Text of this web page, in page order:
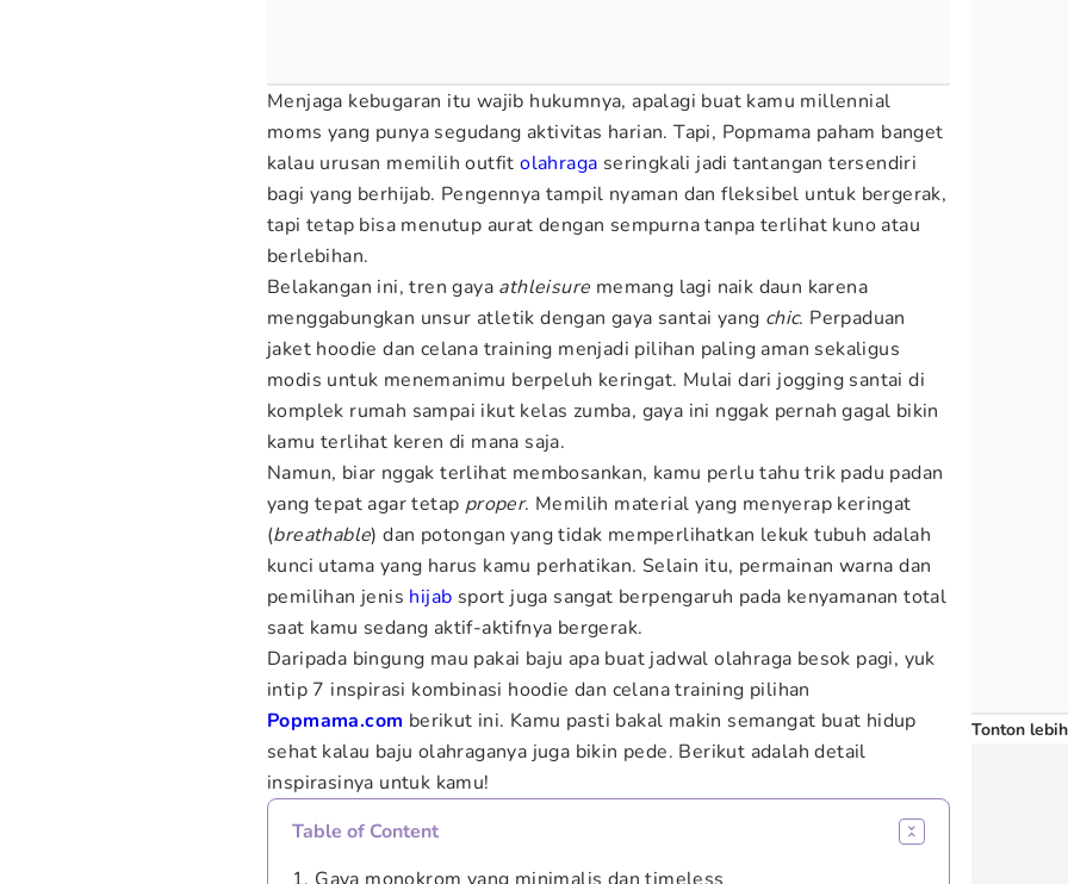
Menjaga kebugaran itu wajib hukumnya, apalagi buat kamu millennial
moms yang punya segudang aktivitas harian. Tapi, Popmama paham banget
kalau urusan memilih outfitolahraga seringkali jadi tantangan tersendiri
bagi yang berhijab. Pengennya tampil nyaman dan fleksibel untuk bergerak,
tapi tetap bisa menutup aurat dengan sempurna tanpa terlihat kuno atau
berlebihan.
Belakangan ini, tren gaya athleisure memang lagi naik daun karena
menggabungkan unsur atletik dengan gaya santai yang chic. Perpaduan
jaket hoodie dan celana training menjadi pilihan paling aman sekaligus
modis untuk menemanimu berpeluh keringat. Mulai dari jogging santai di
komplek rumah sampai ikut kelas zumba, gaya ini nggak pernah gagal bikin
kamu terlihat keren di mana saja.
Namun, biar nggak terlihat membosankan, kamu perlu tahu trik padu padan
yang tepat agar tetap proper. Memilih material yang menyerap keringat
(breathable) dan potongan yang tidak memperlihatkan lekuk tubuh adalah
kunci utama yang harus kamu perhatikan. Selain itu, permainan warna dan
pemilihan jenis hijab sport juga sangat berpengaruh pada kenyamanan total
saat kamu sedang aktif-aktifnya bergerak.
Daripada bingung mau pakai baju apa buat jadwal olahraga besok pagi, yuk
intip 7 inspirasi kombinasi hoodie dan celana training pilihan
Popmama.com berikut ini. Kamu pasti bakal makin semangat buat hidup
sehat kalau baju olahraganya juga bikin pede. Berikut adalah detail
inspirasinya untuk kamu!
Table of Content
Tonton